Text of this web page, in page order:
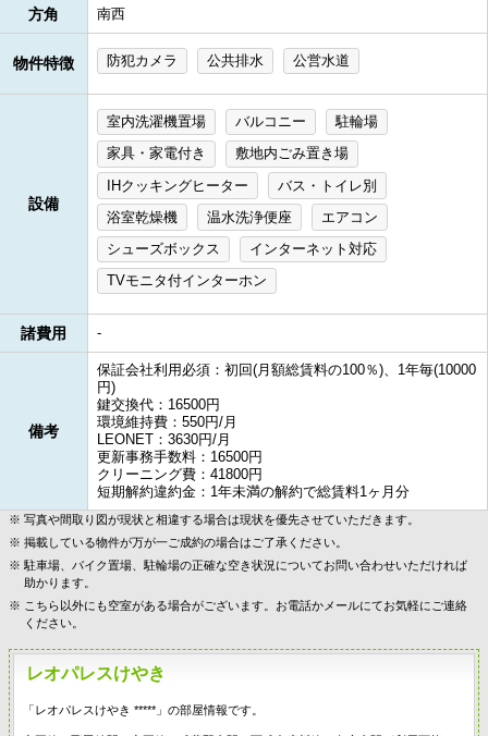
方角 南西
物件特徴 防犯カメラ 公共排水 公営水道
設備
室内洗濯機置場 バルコニー
駐輪場
家具・家電付き
敷地内ごみ置き場
IHクッキングヒーター
バス・トイレ別
浴室乾燥機
温水洗浄便座
エアコン
シューズボックス
インターネット対応
TVモニタ付インターホン
諸費用 -
備考
保証会社利用必須：初回(月額総賃料の100％)、1年毎(10000
円)
鍵交換代：16500円
環境維持費：550円/月
LEONET：3630円/月
更新事務手数料：16500円
クリーニング費：41800円
短期解約違約金：1年未満の解約で総賃料1ヶ月分
写真や間取り図が現状と相違する場合は現状を優先させていただきます。
掲載している物件が万が一ご成約の場合はご了承ください。
駐車場、バイク置場、駐輪場の正確な空き状況についてお問い合わせいただければ
助かります。
こちら以外にも空室がある場合がございます。お電話かメールにてお気軽にご連絡
ください。
レオパレスけやき
「レオパレスけやき *****」の部屋情報です。